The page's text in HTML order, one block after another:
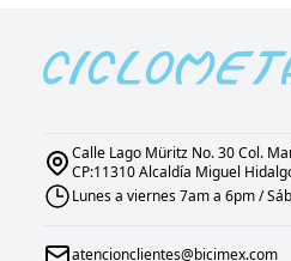
Calle Lago Müritz No. 30 Col.
CP:11310 Alcaldía Miguel
Lunes a viernes 7am a 6pm /
atencionclientes@bicimex.com